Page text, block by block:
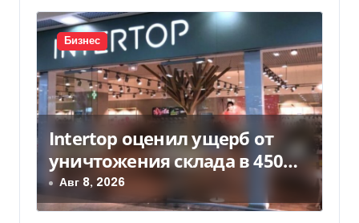
и
с
я
м
Бизнес
Intertop оценил ущерб от
уничтожения склада в 450
млн грн
Авг 8, 2026